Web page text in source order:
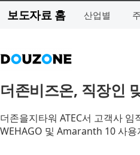
보도자료 홈 산업별
더존비즈온, 직장인
더존을지타워 ATEC서 고객사
WEHAGO 및 Amaranth 10 사